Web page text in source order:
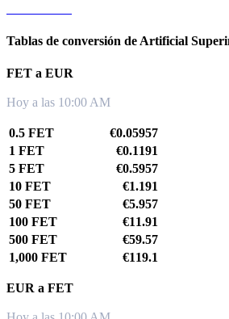
Tablas de conversión de Artificial
FET a EUR
Hoy a las 10:00 AM
0.5 FET
€0.05957
1 FET
€0.1191
5 FET
€0.5957
10 FET
€1.191
50 FET
€5.957
100 FET
€11.91
500 FET
€59.57
1,000 FET
€119.1
EUR a FET